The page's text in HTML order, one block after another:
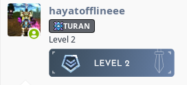
i
l
e
hayatofflineee
TURAN
Level 2